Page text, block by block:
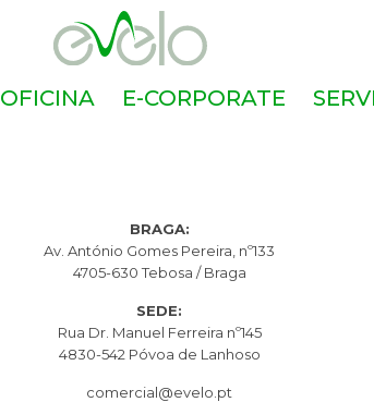
OFICINA E-CORPORATE
BRAGA:
Av. António Gomes Pereira, nº133
4705-630 Tebosa / Braga
SEDE:
Rua Dr. Manuel Ferreira nº145
4830-542 Póvoa de Lanhoso
comercial@evelo.pt